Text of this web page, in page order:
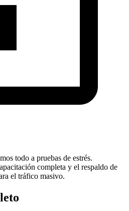
todo a pruebas de estrés.
completa y el respaldo de
el tráfico masivo.